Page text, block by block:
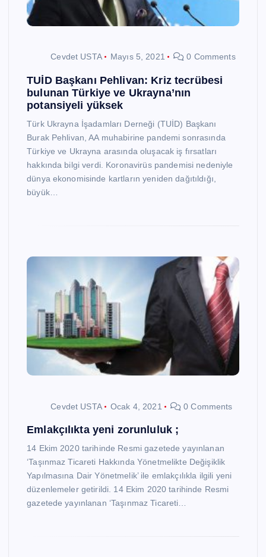
Cevdet USTA Mayıs 5, 2021 0 Comments
TUİD Başkanı Pehlivan: Kriz tecrübesi
bulunan Türkiye ve Ukrayna’nın
potansiyeli yüksek
Türk Ukrayna İşadamları Derneği (TUİD) Başkanı
Burak Pehlivan, AA muhabirine pandemi sonrasında
Türkiye ve Ukrayna arasında oluşacak iş fırsatları
hakkında bilgi verdi. Koronavirüs pandemisi nedeniyle
dünya ekonomisinde kartların yeniden dağıtıldığı,
büyük…
Cevdet USTA Ocak 4, 2021 0 Comments
Emlakçılıkta yeni zorunluluk ;
14 Ekim 2020 tarihinde Resmi gazetede yayınlanan
‘Taşınmaz Ticareti Hakkında Yönetmelikte Değişiklik
Yapılmasına Dair Yönetmelik’ ile emlakçılıkla ilgili yeni
düzenlemeler getirildi. 14 Ekim 2020 tarihinde Resmi
gazetede yayınlanan ‘Taşınmaz Ticareti…